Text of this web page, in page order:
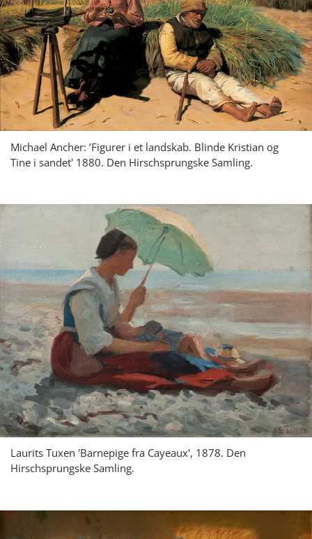
Michael Ancher: ’Figurer i et landskab. Blinde Kristian og
Tine i sandet' 1880. Den Hirschsprungske Samling.
Laurits Tuxen 'Barnepige fra Cayeaux', 1878. Den
Hirschsprungske Samling.